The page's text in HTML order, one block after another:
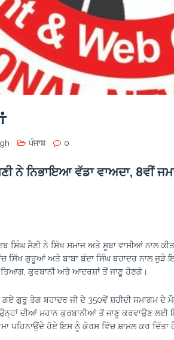
ਪੰਜਾਬ 0
ਨੇ ਨਿਭਾਇਆ ਵੱਡਾ ਵਾਅਦਾ, 8ਵੀਂ
ਸਿੰਘ ਸੈਣੀ ਨੇ ਸਿੱਖ ਸਮਾਜ ਅਤੇ ਸੂਬਾ ਵਾਸੀਆਂ ਨਾਲ
ਸਿੱਖ ਗੁਰੂਆਂ ਅਤੇ ਬਾਬਾ ਬੰਦਾ ਸਿੰਘ ਬਹਾਦਰ ਨਾਲ ਜੁੜੇ
ਤਿਆਗ, ਕੁਰਬਾਨੀ ਅਤੇ ਆਦਰਸ਼ਾਂ ਤੋਂ ਜਾਣੂ ਹੋਣਗੇ।
ਗੁਰੂ ਤੇਗ ਬਹਾਦਰ ਜੀ ਦੇ 350ਵੇਂ ਸ਼ਹੀਦੀ ਸਮਾਗਮ ਦੇ
ਦੀਆਂ ਮਹਾਨ ਕੁਰਬਾਨੀਆਂ ਤੋਂ ਜਾਣੂ ਕਰਵਾਉਣ ਲਈ
ਪਹਿਨਾਉਂਦੇ ਹੋਏ ਇਸ ਨੂੰ ਕੋਰਸ ਵਿੱਚ ਸ਼ਾਮਲ ਕਰ ਦਿੱਤਾ